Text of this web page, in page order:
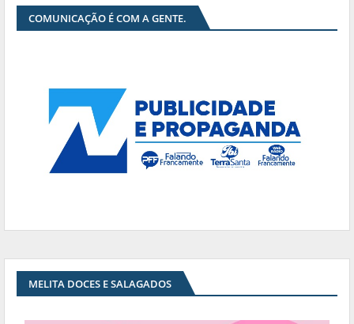
COMUNICAÇÃO É COM A GENTE.
MELITA DOCES E SALAGADOS